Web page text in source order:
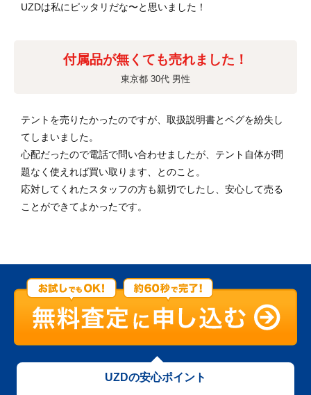
UZDは私にピッタリだな〜と思いました！
付属品が無くても売れました！
東京都 30代 男性
テントを売りたかったのですが、取扱説明書とペグを紛失し
てしまいました。
心配だったので電話で問い合わせましたが、テント自体が問
題なく使えれば買い取ります、とのこと。
応対してくれたスタッフの方も親切でしたし、安心して売る
ことができてよかったです。
UZDの安心ポイント